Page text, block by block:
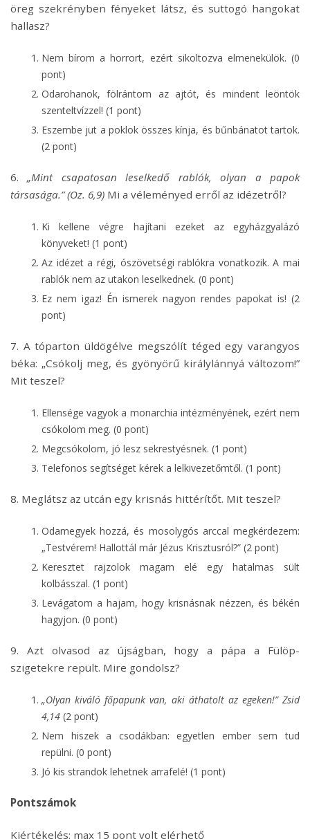
öreg szekrényben fényeket látsz, és suttogó hangokat
hallasz?
Nem bírom a horrort, ezért sikoltozva elmenekülök. (0
pont)
Odarohanok, fölrántom az ajtót, és mindent leöntök
szenteltvízzel! (1 pont)
Eszembe jut a poklok összes kínja, és bűnbánatot tartok.
(2 pont)
6.„Mint csapatosan leselkedő rablók, olyan a papok
társasága.” (Oz. 6,9) Mi a véleményed erről az idézetről?
Ki kellene végre hajítani ezeket az egyházgyalázó
könyveket! (1 pont)
Az idézet a régi, ószövetségi rablókra vonatkozik. A mai
rablók nem az utakon leselkednek. (0 pont)
Ez nem igaz! Én ismerek nagyon rendes papokat is! (2
pont)
7. A tóparton üldögélve megszólít téged egy varangyos
béka: „Csókolj meg, és gyönyörű királylánnyá változom!”
Mit teszel?
Ellensége vagyok a monarchia intézményének, ezért nem
csókolom meg. (0 pont)
Megcsókolom, jó lesz sekrestyésnek. (1 pont)
Telefonos segítséget kérek a lelkivezetőmtől. (1 pont)
8. Meglátsz az utcán egy krisnás hittérítőt. Mit teszel?
Odamegyek hozzá, és mosolygós arccal megkérdezem:
„Testvérem! Hallottál már Jézus Krisztusról?” (2 pont)
Keresztet rajzolok magam elé egy hatalmas sült
kolbásszal. (1 pont)
Levágatom a hajam, hogy krisnásnak nézzen, és békén
hagyjon. (0 pont)
9. Azt olvasod az újságban, hogy a pápa a Fülöp-
szigetekre repült. Mire gondolsz?
„Olyan kiváló főpapunk van, aki áthatolt az egeken!” Zsid
4,14 (2 pont)
Nem hiszek a csodákban: egyetlen ember sem tud
repülni. (0 pont)
Jó kis strandok lehetnek arrafelé! (1 pont)
Pontszámok
Kiértékelés: max 15 pont volt elérhető